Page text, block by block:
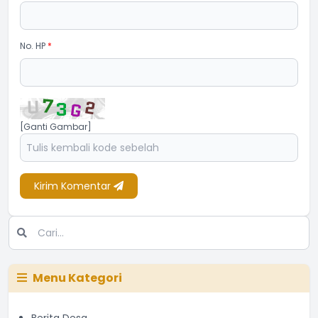
No. HP *
[Ganti Gambar]
Kirim Komentar
Menu Kategori